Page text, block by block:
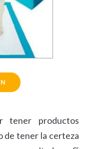
tener productos
de tener la certeza